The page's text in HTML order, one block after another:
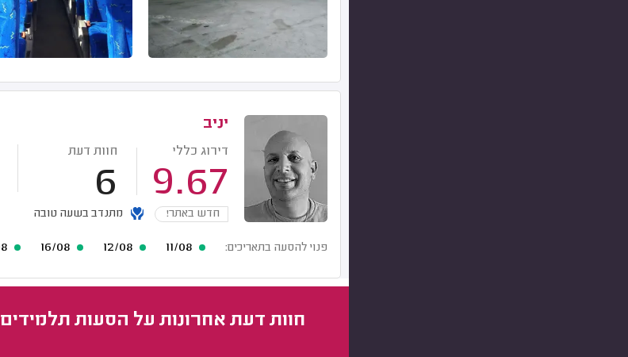
יניב
דירוג כללי
9.67
חוות דעת
6
חדש באתר! מתנדב בשעה טובה
פנוי להסעה בתאריכים:
חוות דעת אחרונות על הסעות תלמידים